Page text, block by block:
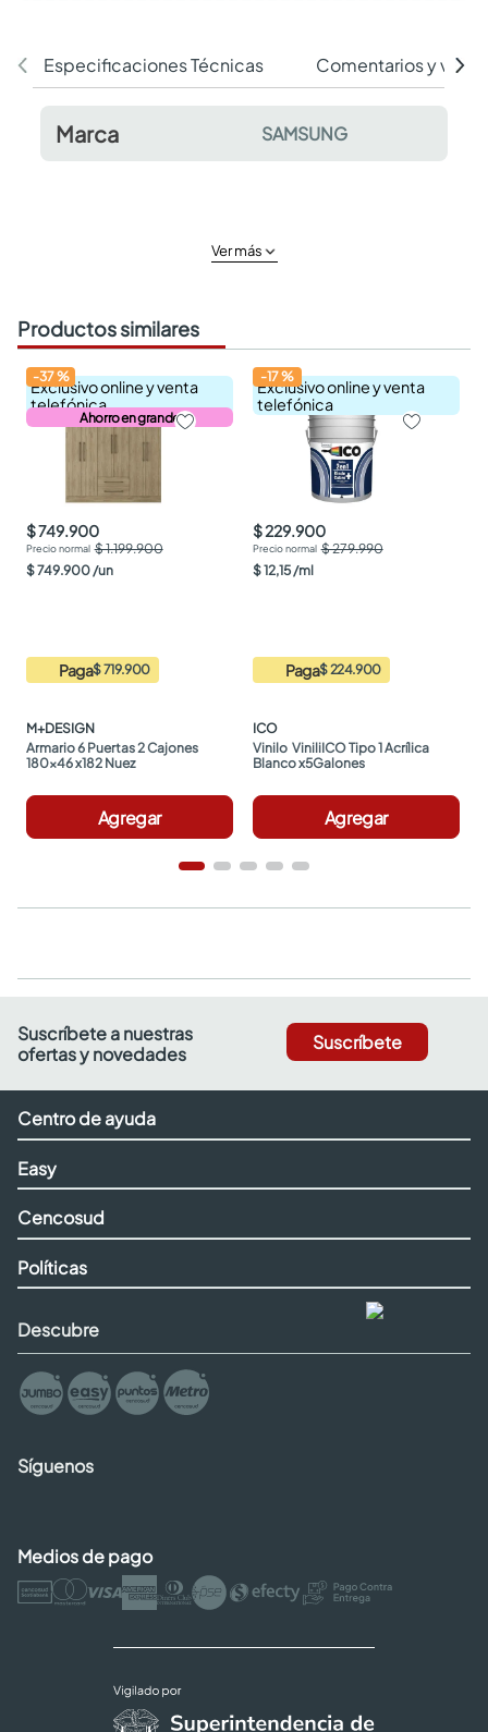
Especificaciones Técnicas Comentarios y
Marca SAMSUNG
Ver más
Productos similares
Exclusivo online y venta
telefónica
Ahorro en grande
-37%
$ 749.900
$ 1.199.900
$749.900/un
Paga$ 719.900
M+DESIGN
Armario 6 Puertas 2 Cajones
180x46 x182 Nuez
Agregar
Exclusivo online y venta
telefónica
-17%
$ 229.900
$ 279.990
$12,15/ml
Paga$ 224.900
ICO
Vinilo  ViniliICO Tipo 1 Acrílica
Blanco x5Galones
Agregar
Suscríbete a nuestras
ofertas y novedades
Suscríbete
Centro de ayuda
Easy
Cencosud
Políticas
Descubre
Síguenos
Medios de pago